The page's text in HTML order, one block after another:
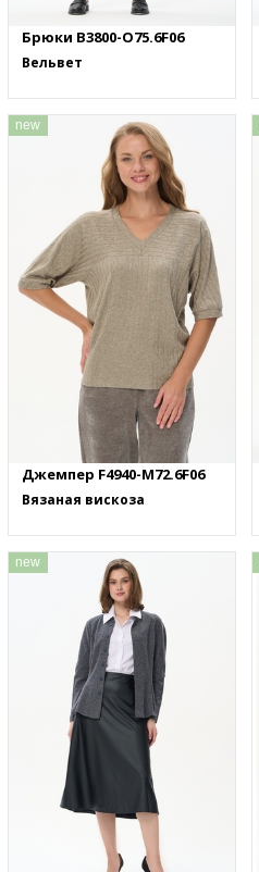
Брюки B3800-O75.6F06
Вельвет
new
Джемпер F4940-M72.6F06
Вязаная вискоза
new